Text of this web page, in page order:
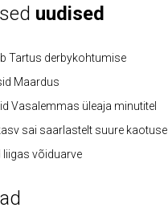
uudised
Tartus derbykohtumise
Maardus
Vasalemmas üleaja minutitel
sai saarlastelt suure kaotuse
võiduarve